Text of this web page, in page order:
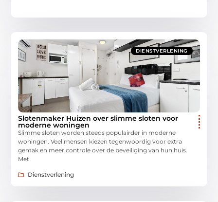
DIENSTVERLENING
Slotenmaker Huizen over slimme sloten voor
moderne woningen
Slimme sloten worden steeds populairder in moderne
woningen. Veel mensen kiezen tegenwoordig voor extra
gemak en meer controle over de beveiliging van hun huis.
Met
Dienstverlening